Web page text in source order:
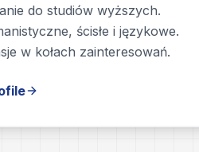
do studiów wyższych.
ścisłe i językowe.
w kołach zainteresowań.